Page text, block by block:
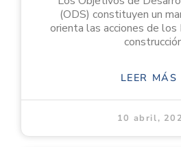
(ODS) constituyen un
orienta las acciones de los
LEER MÁS
10 abril,